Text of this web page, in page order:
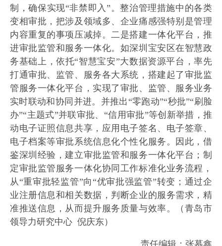
制，确保实现“非禁即入”。整治管理措施中的各类
变相审批，把涉及领域多、企业痛感强特别是管理
内容重复的事项压减掉。二是搭建一体化平台，推
进审批监管和服务一体化。如深圳宝安区在智慧政
务基础上，依托“智慧宝安”大数据资源平台，率先
打通审批、监管、服务各大系统，搭建起了审批监
管服务一体化平台，实现了审批、监管、服务业务
实时联动和协同并进。并推出“零跑动”“秒批”“刷脸
办”“主题式”并联审批、“信用审批”等创新举措，推
动电子证照信息共享，应用电子签名、电子签章、
电子档案等审批系统信息化个性化服务。因此，借
鉴深圳经验，建立审批监管和服务一体化平台；制
定审批监管服务一体化协同工作标准化业务流程，
从“重审批轻监管”向“优审批强监管”转变；通过企
业注册信息和相关数据，判断企业的服务需求，精
准推送信息，从而提升服务质量与效率。（青岛市
领导力研究中心 倪庆东）
责任编辑：张慕鑫